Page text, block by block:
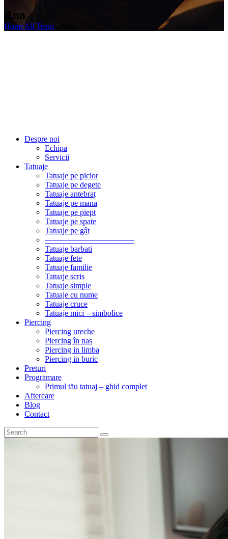
Ana
HomeAll Team
Despre noi
Echipa
Servicii
Tatuaje
Tatuaje pe picior
Tatuaje pe degete
Tatuaje antebraț
Tatuaje pe mana
Tatuaje pe piept
Tatuaje pe spate
Tatuaje pe gât
———————————
Tatuaje barbati
Tatuaje fete
Tatuaje familie
Tatuaje scris
Tatuaje simple
Tatuaje cu nume
Tatuaje cruce
Tatuaje mici – simbolice
Piercing
Piercing ureche
Piercing în nas
Piercing in limba
Piercing in buric
Preturi
Programare
Primul tău tatuaj – ghid complet
Aftercare
Blog
Contact